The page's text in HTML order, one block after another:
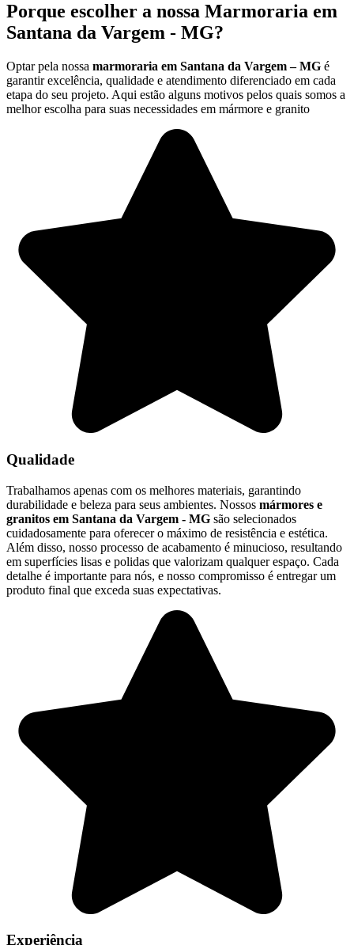
Porque escolher a nossa Marmoraria em
Santana da Vargem - MG?
Optar pela nossa marmoraria em Santana da Vargem – MG é
garantir excelência, qualidade e atendimento diferenciado em cada
etapa do seu projeto. Aqui estão alguns motivos pelos quais somos a
melhor escolha para suas necessidades em mármore e granito
Qualidade
Trabalhamos apenas com os melhores materiais, garantindo
durabilidade e beleza para seus ambientes. Nossos mármores e
granitos em Santana da Vargem - MG são selecionados
cuidadosamente para oferecer o máximo de resistência e estética.
Além disso, nosso processo de acabamento é minucioso, resultando
em superfícies lisas e polidas que valorizam qualquer espaço. Cada
detalhe é importante para nós, e nosso compromisso é entregar um
produto final que exceda suas expectativas.
Experiência